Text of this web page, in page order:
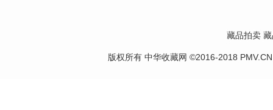
藏品拍卖
版权所有 中华收藏网 ©2016-2018